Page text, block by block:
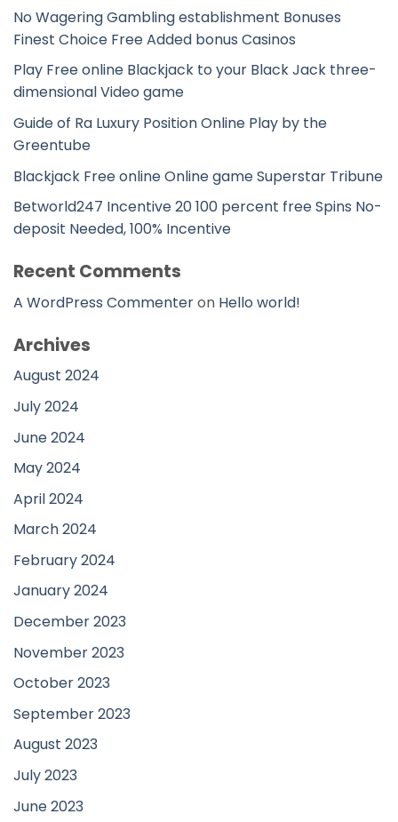
No Wagering Gambling establishment Bonuses
Finest Choice Free Added bonus Casinos
Play Free online Blackjack to your Black Jack three-
dimensional Video game
Guide of Ra Luxury Position Online Play by the
Greentube
Blackjack Free online Online game Superstar Tribune
Betworld247 Incentive 20 100 percent free Spins No-
deposit Needed, 100% Incentive
Recent Comments
A WordPress Commenteron Hello world!
Archives
August 2024
July 2024
June 2024
May 2024
April 2024
March 2024
February 2024
January 2024
December 2023
November 2023
October 2023
September 2023
August 2023
July 2023
June 2023